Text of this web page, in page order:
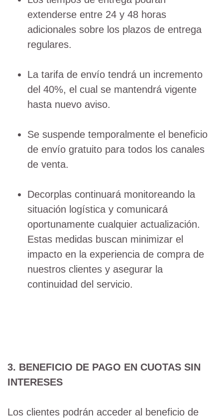
extenderse entre 24 y 48 horas
adicionales sobre los plazos de entrega
regulares.
La tarifa de envío tendrá un incremento
del 40%, el cual se mantendrá vigente
hasta nuevo aviso.
Se suspende temporalmente el beneficio
de envío gratuito para todos los canales
de venta.
Decorplas continuará monitoreando la
situación logística y comunicará
oportunamente cualquier actualización.
Estas medidas buscan minimizar el
impacto en la experiencia de compra de
nuestros clientes y asegurar la
continuidad del servicio.
3. BENEFICIO DE PAGO EN CUOTAS SIN
INTERESES
Los clientes podrán acceder al beneficio de